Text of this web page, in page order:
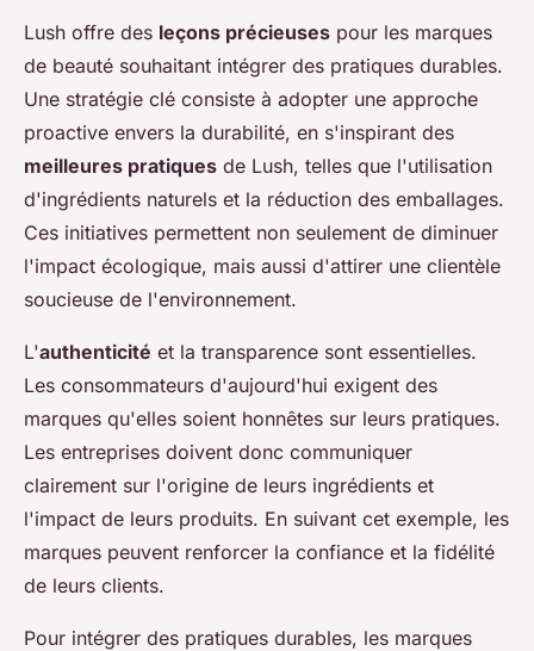
Lush offre des leçons précieuses pour les marques
de beauté souhaitant intégrer des pratiques durables.
Une stratégie clé consiste à adopter une approche
proactive envers la durabilité, en s'inspirant des
meilleures pratiques de Lush, telles que l'utilisation
d'ingrédients naturels et la réduction des emballages.
Ces initiatives permettent non seulement de diminuer
l'impact écologique, mais aussi d'attirer une clientèle
soucieuse de l'environnement.
L'authenticité et la transparence sont essentielles.
Les consommateurs d'aujourd'hui exigent des
marques qu'elles soient honnêtes sur leurs pratiques.
Les entreprises doivent donc communiquer
clairement sur l'origine de leurs ingrédients et
l'impact de leurs produits. En suivant cet exemple, les
marques peuvent renforcer la confiance et la fidélité
de leurs clients.
Pour intégrer des pratiques durables, les marques